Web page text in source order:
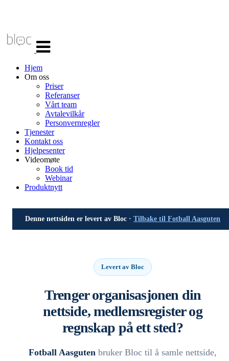
navigasjon
Hjem
Om oss
Priser
Referanser
Vårt team
Avtalevilkår
Personvernregler
Tjenester
Kontakt oss
Hjelpesenter
Videomøte
Book tid
Webinar
Produktnytt
Denne nettsiden er levert av Bloc · Tilbake til Fotball Aasguten
Levert av Bloc
Trenger organisasjonen din
nettside, medlemsregister og
regnskap på ett sted?
Fotball Aasguten bruker Bloc til å samle nettside,